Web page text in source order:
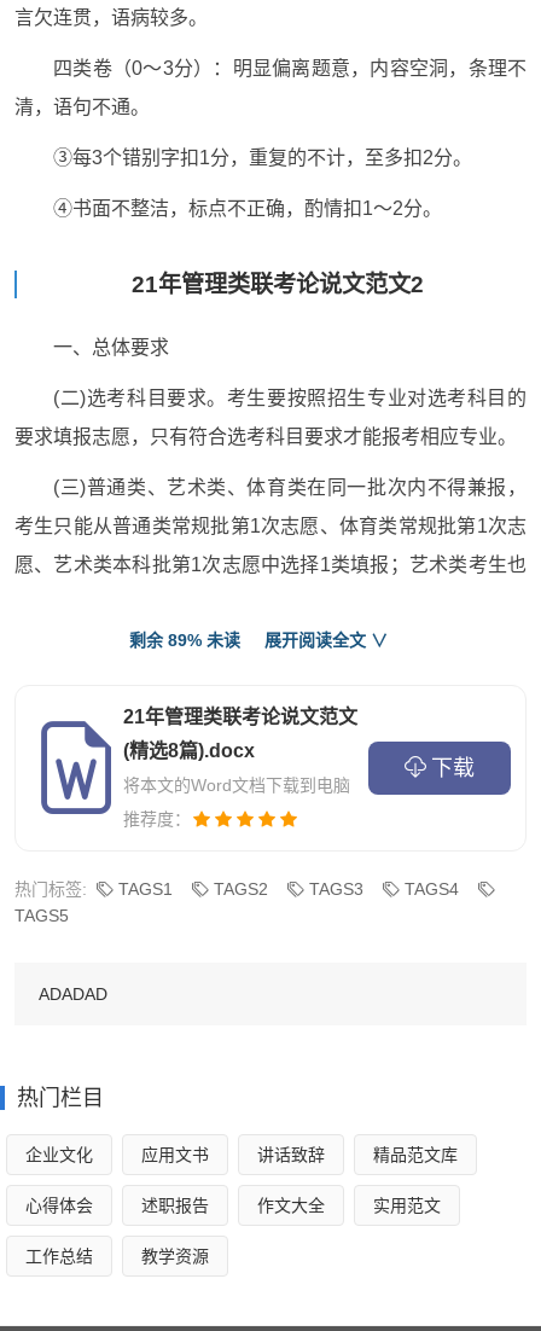
言欠连贯，语病较多。
四类卷（0～3分）：明显偏离题意，内容空洞，条理不
清，语句不通。
③每3个错别字扣1分，重复的不计，至多扣2分。
④书面不整洁，标点不正确，酌情扣1～2分。
21年管理类联考论说文范文2
一、总体要求
(二)选考科目要求。考生要按照招生专业对选考科目的
要求填报志愿，只有符合选考科目要求才能报考相应专业。
(三)普通类、艺术类、体育类在同一批次内不得兼报，
考生只能从普通类常规批第1次志愿、体育类常规批第1次志
愿、艺术类本科批第1次志愿中选择1类填报；艺术类考生也
(一)特殊类型批
1.在特殊类型招生控制线上且具有相关资格的考生，可
填报教育部高校专项计划、高校高水平艺术团志愿。考生所
一致。取得高校专项计划和高水平艺术团两类资格的考生可
后再进行高水平艺术团投档录取。
1.常规批第1次填报志愿须达到或超过普通类一段线，实
(专业类)+学校”为1个志愿。考生每次填报志愿的数量最多不
超过96个。
地方农村专项计划志愿包含在96个志愿之内，具有相应
剩余 89% 未读 展开阅读全文 ∨
21年管理类联考论说文范文
(精选8篇).docx
将本文的Word文档下载到电脑
推荐度：
下载
热门标签: TAGS1 TAGS2 TAGS3
TAGS4
TAGS5
ADADAD
热门栏目
企业文化 应用文书 讲话致辞 精品范文库
心得体会 述职报告 作文大全 实用范文
工作总结 教学资源